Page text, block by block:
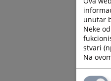
unutar
Neke
stvari
Na